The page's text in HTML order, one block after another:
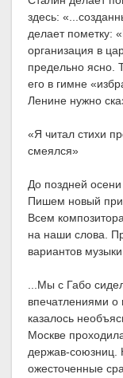
здесь:
делает пометку:
организация в
предельно ясно.
его в гимне
Ленине нужно
«Я читал стихи
смеялся»
До поздней
Пишем новый
Всем
на наши слова.
вариантов
...Мы с Габо
впечатлениями
казалось
Москве
держав-союзниц.
ожесточенные